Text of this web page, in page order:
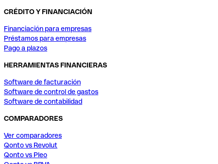
CRÉDITO Y FINANCIACIÓN
Financiación para empresas
Préstamos para empresas
Pago a plazos
HERRAMIENTAS FINANCIERAS
Software de facturación
Software de control de gastos
Software de contabilidad
COMPARADORES
Ver comparadores
Qonto vs Revolut
Qonto vs Pleo